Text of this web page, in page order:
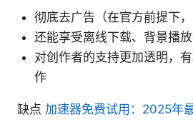
彻底去广告（在官方前提下，
还能享受离线下载、背景播
对创作者的支持更加透明，
作
缺点 加速器免费试用：2025年